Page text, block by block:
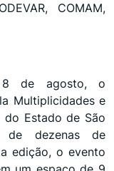
COMAM,
de agosto, o
Multiplicidades e
do Estado de São
de dezenas de
edição, o evento